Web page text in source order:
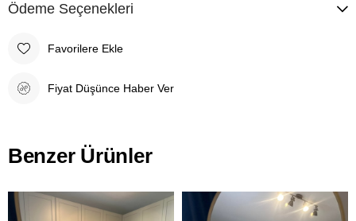
Ödeme Seçenekleri
Favorilere Ekle
Fiyat Düşünce Haber Ver
Benzer Ürünler